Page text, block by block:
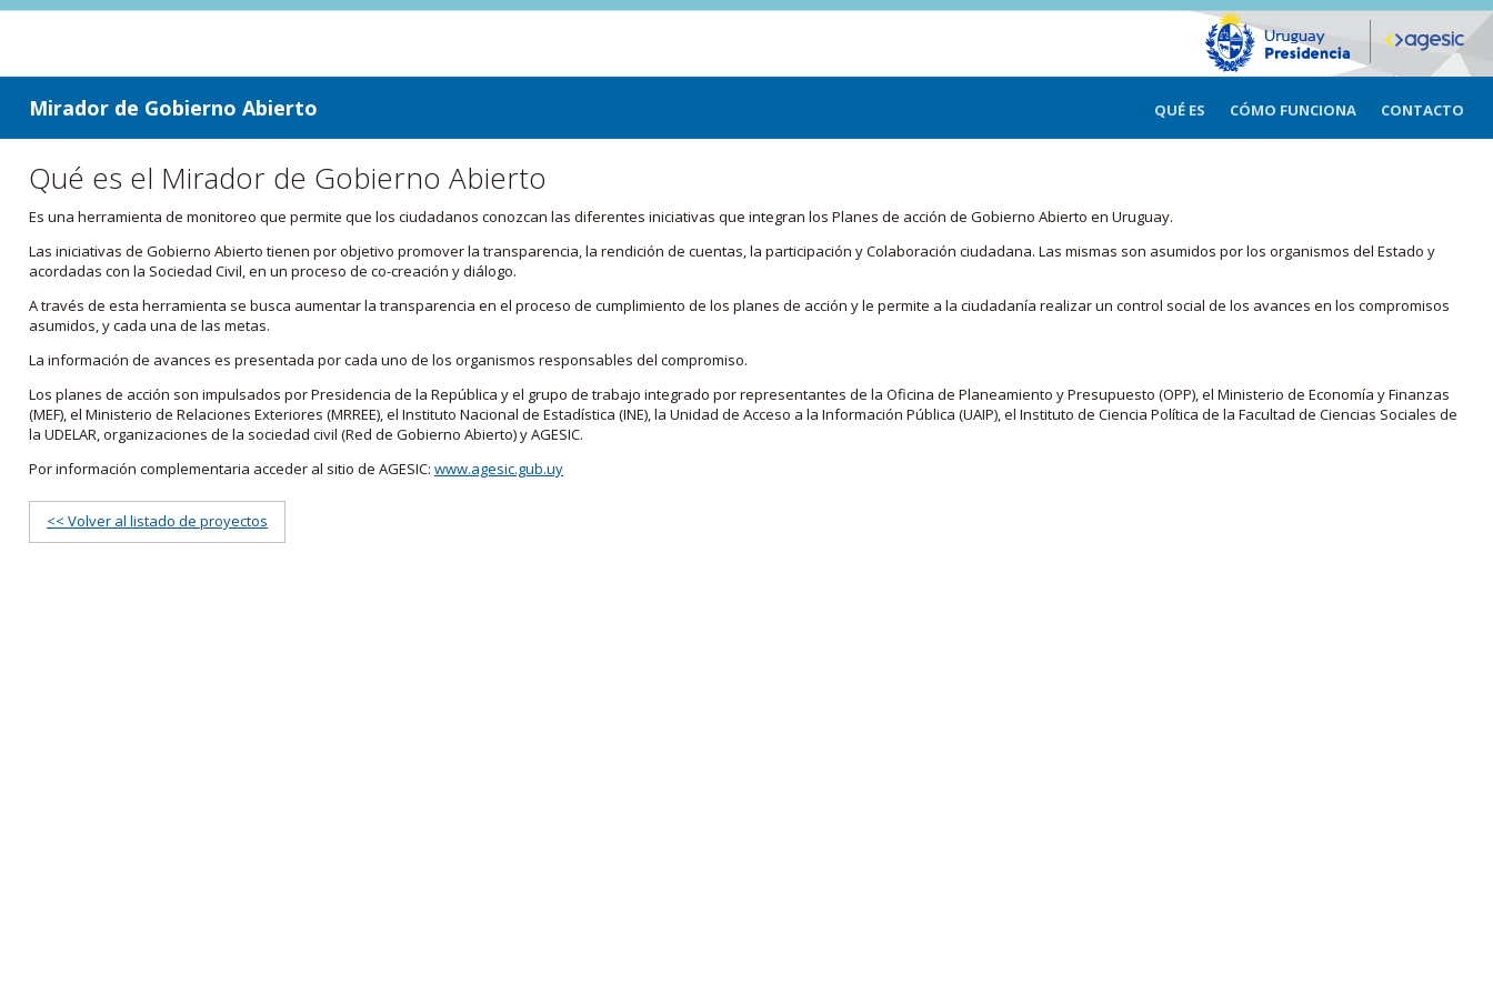
ir a contenido
ir al menú
Mirador de Gobierno Abierto QUÉ ES CÓMO FUNCIONA CONTACTO
Qué es el Mirador de Gobierno Abierto
Es una herramienta de monitoreo que permite que los ciudadanos conozcan las diferentes iniciativas que integran los Planes de acción de Gobierno Abierto en Uruguay.
Las iniciativas de Gobierno Abierto tienen por objetivo promover la transparencia, la rendición de cuentas, la participación y Colaboración ciudadana. Las mismas son asumidos por los organismos del Estado y
acordadas con la Sociedad Civil, en un proceso de co-creación y diálogo.
A través de esta herramienta se busca aumentar la transparencia en el proceso de cumplimiento de los planes de acción y le permite a la ciudadanía realizar un control social de los avances en los compromisos
asumidos, y cada una de las metas.
La información de avances es presentada por cada uno de los organismos responsables del compromiso.
Los planes de acción son impulsados por Presidencia de la República y el grupo de trabajo integrado por representantes de la Oficina de Planeamiento y Presupuesto (OPP), el Ministerio de Economía y Finanzas
(MEF), el Ministerio de Relaciones Exteriores (MRREE), el Instituto Nacional de Estadística (INE), la Unidad de Acceso a la Información Pública (UAIP), el Instituto de Ciencia Política de la Facultad de Ciencias Sociales de
la UDELAR, organizaciones de la sociedad civil (Red de Gobierno Abierto) y AGESIC.
Por información complementaria acceder al sitio de AGESIC: www.agesic.gub.uy
<< Volver al listado de proyectos